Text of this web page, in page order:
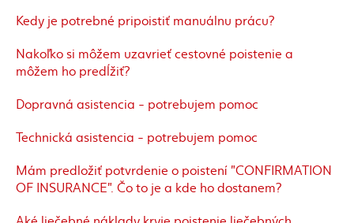
Kedy je potrebné pripoistiť manuálnu prácu?
Nakoľko si môžem uzavrieť cestovné poistenie a
môžem ho predĺžiť?
Dopravná asistencia - potrebujem pomoc
Technická asistencia - potrebujem pomoc
Mám predložiť potvrdenie o poistení "CONFIRMATION
OF INSURANCE". Čo to je a kde ho dostanem?